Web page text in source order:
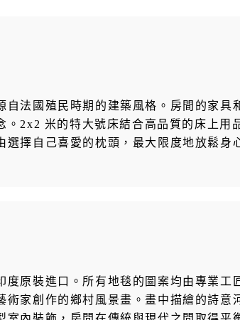
自法國殖民時期的建築風格。房間的家具
。2x2 米的特大號床結合高品質的床上用
擇自己喜愛的枕頭，最大限度地放鬆身
度原裝進口。所有地毯的圖案均由專業工
術家創作的鄉村風景畫。畫中描繪的詩意